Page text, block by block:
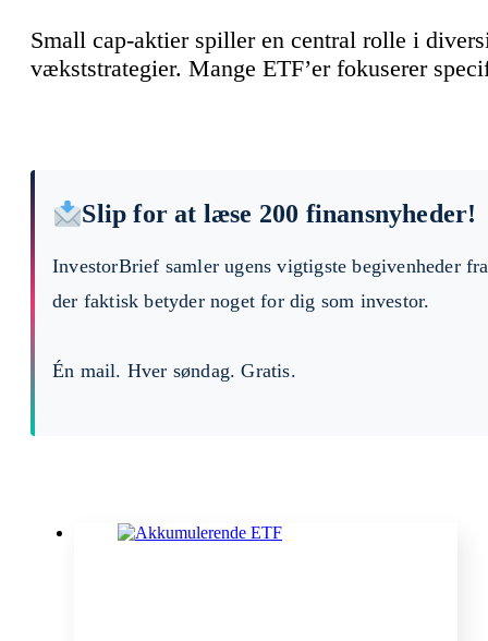
Small cap-aktier spiller en central rolle i
vækststrategier. Mange ETF’er fokuserer
Slip for at læse 200 finansnyheder!
InvestorBrief samler ugens vigtigste begivenheder
der faktisk betyder noget for dig som investor.
Én mail. Hver søndag. Gratis.